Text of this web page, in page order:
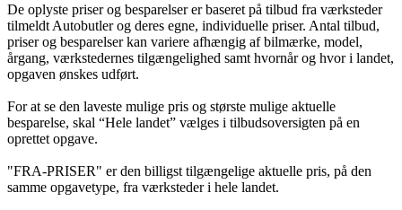
De oplyste priser og besparelser er baseret på tilbud fra værksteder
tilmeldt Autobutler og deres egne, individuelle priser. Antal tilbud,
priser og besparelser kan variere afhængig af bilmærke, model,
årgang, værkstedernes tilgængelighed samt hvornår og hvor i landet,
opgaven ønskes udført.
For at se den laveste mulige pris og største mulige aktuelle
besparelse, skal “Hele landet” vælges i tilbudsoversigten på en
oprettet opgave.
"FRA-PRISER" er den billigst tilgængelige aktuelle pris, på den
samme opgavetype, fra værksteder i hele landet.